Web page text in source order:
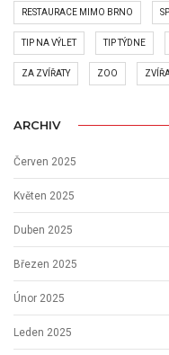
RESTAURACE MIMO BRNO
TIP NA VÝLET TIP TÝDNE
ZA ZVÍŘATY ZOO
ARCHIV
Červen 2025
Květen 2025
Duben 2025
Březen 2025
Únor 2025
Leden 2025